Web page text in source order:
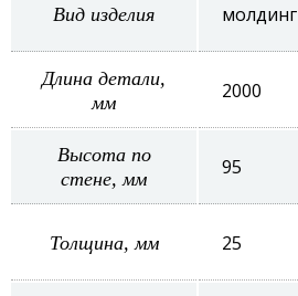
Вид изделия молдинг
Длина детали,
мм
2000
Высота по
стене, мм
95
Толщина, мм 25